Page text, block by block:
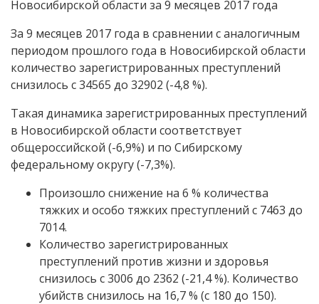
Новосибирской области за 9 месяцев 2017 года
За 9 месяцев 2017 года в сравнении с аналогичным
периодом прошлого года в Новосибирской области
количество зарегистрированных преступлений
снизилось с 34565 до 32902 (-4,8 %).
Такая динамика зарегистрированных преступлений
в Новосибирской области соответствует
общероссийской (-6,9%) и по Сибирскому
федеральному округу (-7,3%).
Произошло снижение на 6 % количества
тяжких и особо тяжких преступлений с 7463 до
7014.
Количество зарегистрированных
преступлений против жизни и здоровья
снизилось с 3006 до 2362 (-21,4 %). Количество
убийств снизилось на 16,7 % (с 180 до 150).